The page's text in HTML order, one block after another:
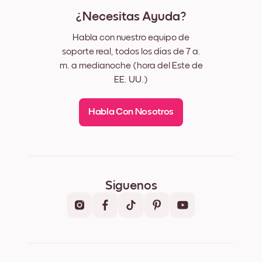
¿Necesitas Ayuda?
Habla con nuestro equipo de
soporte real, todos los días de 7 a.
m. a medianoche (hora del Este de
EE. UU.)
Habla Con Nosotros
Síguenos